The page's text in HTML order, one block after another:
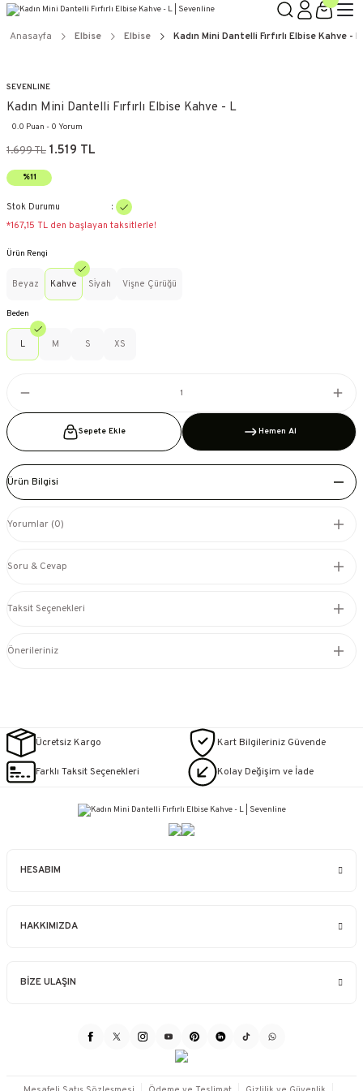
Anasayfa Elbise Elbise Kadın Mini Dantelli Fırfırlı Elbise Kahve - L
SEVENLINE
Kadın Mini Dantelli Fırfırlı Elbise Kahve - L
0.0 Puan - 0 Yorum
1.699 TL 1.519 TL
%11
Stok Durumu
*167,15 TL den başlayan taksitlerle!
Ürün Rengi
Beyaz Kahve Si̇yah Vişne Çürüğü
Beden
L M S XS
Sepete Ekle Hemen Al
Ürün Bilgisi
Yorumlar (0)
Soru & Cevap
Taksit Seçenekleri
Önerileriniz
Ücretsiz Kargo Kart Bilgileriniz Güvende
Farklı Taksit Seçenekleri Kolay Değişim ve İade
HESABIM
HAKKIMIZDA
BİZE ULAŞIN